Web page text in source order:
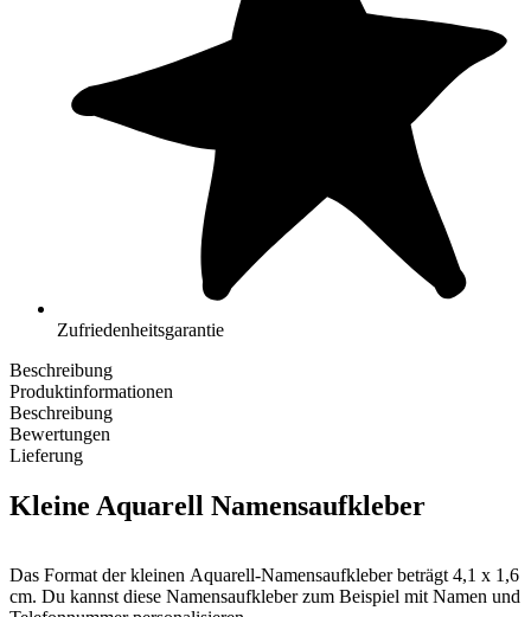
Zufriedenheitsgarantie
Beschreibung
Produktinformationen
Beschreibung
Bewertungen
Lieferung
Kleine Aquarell Namensaufkleber
Das Format der kleinen Aquarell-Namensaufkleber beträgt 4,1 x 1,6
cm. Du kannst diese Namensaufkleber zum Beispiel mit Namen und